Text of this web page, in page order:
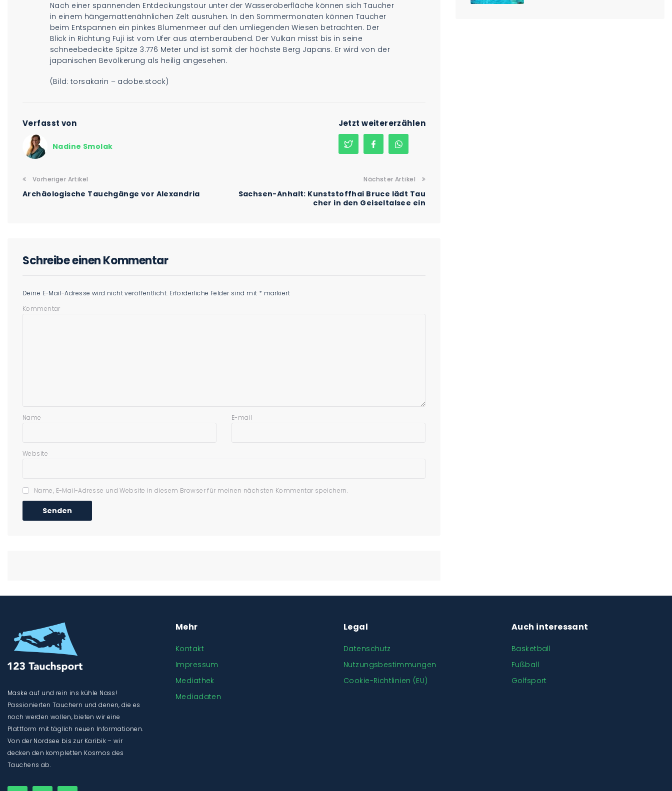
Nach einer spannenden Entdeckungstour unter der Wasseroberfläche können sich Taucher
in einem hängemattenähnlichen Zelt ausruhen. In den Sommermonaten können Taucher
beim Entspannen ein pinkes Blumenmeer auf den umliegenden Wiesen betrachten. Der
Blick in Richtung Fuji ist vom Ufer aus atemberaubend. Der Vulkan misst bis in seine
schneebedeckte Spitze 3.776 Meter und ist somit der höchste Berg Japans. Er wird von der
japanischen Bevölkerung als heilig angesehen.
(Bild: torsakarin – adobe.stock)
Verfasst von
Nadine Smolak
Jetzt weitererzählen
Vorheriger Artikel
Archäologische Tauchgänge vor Alexandria
Nächster Artikel
Sachsen-Anhalt: Kunststoffhai Bruce lädt Tau
cher in den Geiseltalsee ein
Schreibe einen Kommentar
Deine E-Mail-Adresse wird nicht veröffentlicht. Erforderliche Felder sind mit * markiert
Kommentar
Name E-mail
Website
Name, E-Mail-Adresse und Website in diesem Browser für meinen nächsten Kommentar speichern.
Maske auf und rein ins kühle Nass!
Passionierten Tauchern und denen, die es
noch werden wollen, bieten wir eine
Plattform mit täglich neuen Informationen.
Von der Nordsee bis zur Karibik – wir
decken den kompletten Kosmos des
Tauchens ab.
Mehr
Kontakt
Impressum
Mediathek
Mediadaten
Legal
Datenschutz
Nutzungsbestimmungen
Cookie-Richtlinien (EU)
Auch interessant
Basketball
Fußball
Golfsport